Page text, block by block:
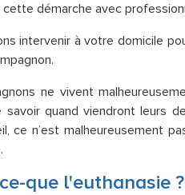
cette démarche avec
intervenir à votre domicile
ne vivent
quand viendront leurs
ce n’est malheureusement
que l'euthanasie ?